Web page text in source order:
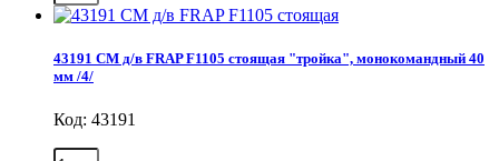
43191 СМ д/в FRAP F1105 стоящая "тройка", монокомандный 40
мм /4/
Код: 43191